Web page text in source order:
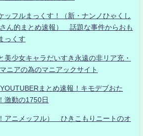
ッフルまっくす！（新・ナンノひゃくし
ん的まとめ速報） 話題な事件からおも
っくす
美少女キャラだいすき永遠の非リア充・
ニアの為のマニアックサイト
まとめ速報！キモデブおた
激動の1750日
アニメッフル） ひきこもりニートのオ